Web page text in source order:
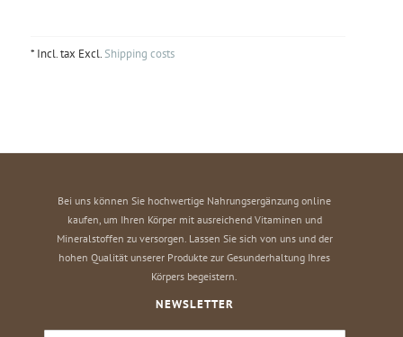
* Incl. tax Excl.Shipping costs
Bei uns können Sie hochwertige Nahrungsergänzung online
kaufen, um Ihren Körper mit ausreichend Vitaminen und
Mineralstoffen zu versorgen. Lassen Sie sich von uns und der
hohen Qualität unserer Produkte zur Gesunderhaltung Ihres
Körpers begeistern.
NEWSLETTER